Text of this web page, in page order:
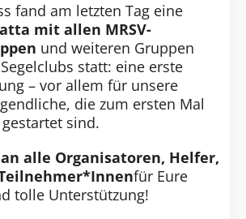
fand am letzten Tag eine
mit allen MRSV-
und weiteren Gruppen
statt: eine erste
– vor allem für unsere
die zum ersten Mal
sind.
alle Organisatoren, Helfer,
für Eure
tolle Unterstützung!